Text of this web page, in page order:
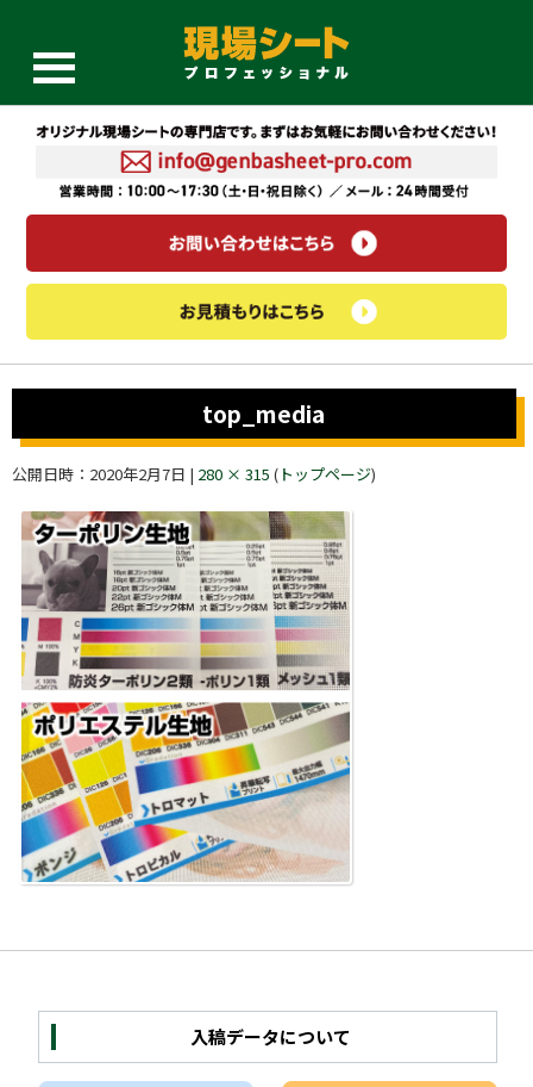
top_media
公開日時： 2020年2月7日 | 280 × 315 ( トップページ)
入稿データについて